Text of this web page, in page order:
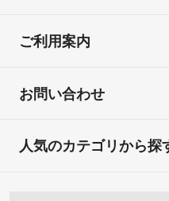
ご利用案内
お問い合わせ
人気のカテゴリから探